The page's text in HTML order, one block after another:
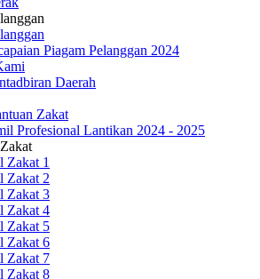
Piagam Pelanggan 2024
Daerah
Zakat
Profesional Lantikan 2024 - 2025
Zakat 1
Zakat 2
Zakat 3
Zakat 4
Zakat 5
Zakat 6
Zakat 7
Zakat 8